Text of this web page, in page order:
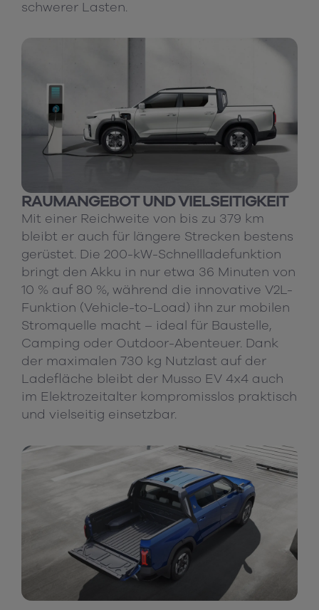
schwerer Lasten.
RAUMANGEBOT UND VIELSEITIGKEIT
Mit einer Reichweite von bis zu 379 km
bleibt er auch für längere Strecken bestens
gerüstet. Die 200-kW-Schnellladefunktion
bringt den Akku in nur etwa 36 Minuten von
10 % auf 80 %, während die innovative V2L-
Funktion (Vehicle-to-Load) ihn zur mobilen
Stromquelle macht – ideal für Baustelle,
Camping oder Outdoor-Abenteuer. Dank
der maximalen 730 kg Nutzlast auf der
Ladefläche bleibt der Musso EV 4x4 auch
im Elektrozeitalter kompromisslos praktisch
und vielseitig einsetzbar.